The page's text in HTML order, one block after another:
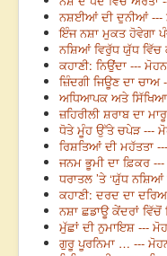
ਨਸ਼ਈਆਂ ਦੀ ਦੁਨੀਆਂ ---
ਇੰਜ ਨਸ਼ਾ ਮੁਕਤ ਹੋਵੇਗਾ
ਨਸ਼ਿਆਂ ਵਿਰੁੱਧ ਯੁੱਧ ਵਿੱਚ
ਕਹਾਣੀ: ਨਿਉਂਦਾ ---
ਜ਼ਿੰਦਗੀ ਜਿਊਣ ਦਾ ਚਾਅ
ਅਧਿਆਪਕ ਅਤੇ ਸਿੱਖਿਆ
ਜ਼ਹਿਰੀਲੀ ਸ਼ਰਾਬ ਦਾ
ਧੋਤੇ ਮੂੰਹ ਉੱਤੇ ਚਪੇੜ ---
ਰਿਸ਼ਤਿਆਂ ਦੀ ਮਹੱਤਤਾ
ਜਨਮ ਭੂਮੀ ਦਾ ਫ਼ਿਕਰ
ਧਰਾਤਲ ’ਤੇ ‘ਯੁੱਧ
ਕਹਾਣੀ: ਦਰਦ ਦਾ
ਨਸ਼ਾ ਛਡਾਊ ਕੇਂਦਰਾਂ
ਮੁੱਛਾਂ ਦੀ ਨੁਮਾਇਸ਼ ---
ਗੁਰੂ ਪੂਰਨਿਮਾ … ---